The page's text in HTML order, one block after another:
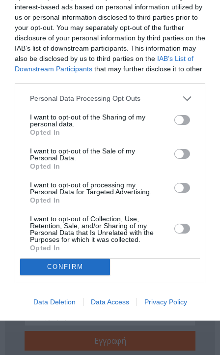
interest-based ads based on personal information utilized by
us or personal information disclosed to third parties prior to
your opt-out. You may separately opt-out of the further
disclosure of your personal information by third parties on the
IAB’s list of downstream participants. This information may
also be disclosed by us to third parties on the IAB’s List of
Downstream Participants that may further disclose it to other
Personal Data Processing Opt Outs
I want to opt-out of the Sharing of my
personal data.
Opted In
I want to opt-out of the Sale of my
Personal Data.
Opted In
I want to opt-out of processing my
Personal Data for Targeted Advertising.
Opted In
I want to opt-out of Collection, Use,
Retention, Sale, and/or Sharing of my
Personal Data that Is Unrelated with the
Purposes for which it was collected.
Opted In
CONFIRM
Data Deletion Data Access Privacy Policy
και αρθρογραφεί σε διάφορα έντυπα και sites.
Ταυτότητα
Τοποθεσία
Ιανός, (café), Σταδίου 24, Αθήνα
Ημερομηνία
Παρασκευή 30 Σεπτεμβρίου 2011, ώρα:
Τιμές εισιτηρίων
Είσοδος ελεύθερη
Ακολουθήστε το Culturenow.gr στο Google News
Δείτε όλα τατελευταία νέα
για την Τέχνη και τον
Πολιτισμό στο
Νέοι Διαγωνισμοί
Tags
ΕΚΔΟΣΕΙΣ ΜΕΤΑΙΧΜΙΟ
Newsletter
Κάθε βδομάδα στο e-mail σας τα τελευταία νέα για
την Τέχνη και τον Πολιτισμό!